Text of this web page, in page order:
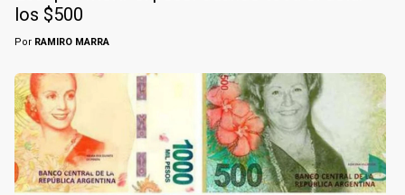
los $500
Por RAMIRO MARRA